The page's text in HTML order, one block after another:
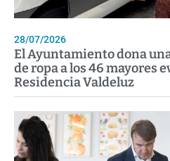
28/07/2026
El Ayuntamiento dona
de ropa a los 46 mayores
Residencia Valdeluz